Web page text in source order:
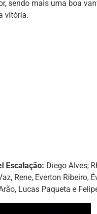
sendo mais uma boa
vitória.
Escalação: Diego Alves;
Rene, Everton Ribeiro,
Lucas Paqueta e